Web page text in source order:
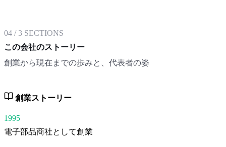
04 /3 SECTIONS
この会社のストーリー
創業から現在までの歩みと、代表者の姿
創業ストーリー
1995
電子部品商社として創業